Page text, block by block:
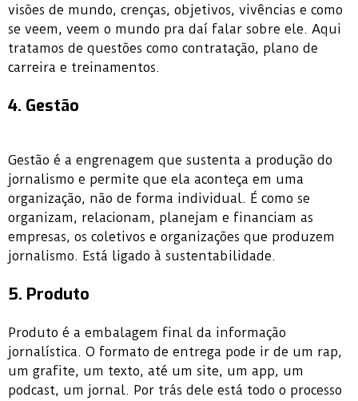
visões de mundo, crenças, objetivos, vivências e como
se veem, veem o mundo pra daí falar sobre ele. Aqui
tratamos de questões como contratação, plano de
carreira e treinamentos.
4. Gestão
Gestão é a engrenagem que sustenta a produção do
jornalismo e permite que ela aconteça em uma
organização, não de forma individual. É como se
organizam, relacionam, planejam e financiam as
empresas, os coletivos e organizações que produzem
jornalismo. Está ligado à sustentabilidade.
5. Produto
Produto é a embalagem final da informação
jornalística. O formato de entrega pode ir de um rap,
um grafite, um texto, até um site, um app, um
podcast, um jornal. Por trás dele está todo o processo